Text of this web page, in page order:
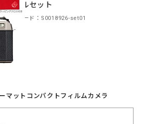
ジナルセット
商品コード：S0018926-set01
マットコンパクトフィルムカメラ